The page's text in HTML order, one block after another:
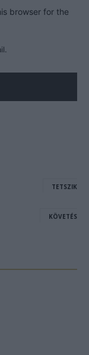
browser for the
TETSZIK
KÖVETÉS